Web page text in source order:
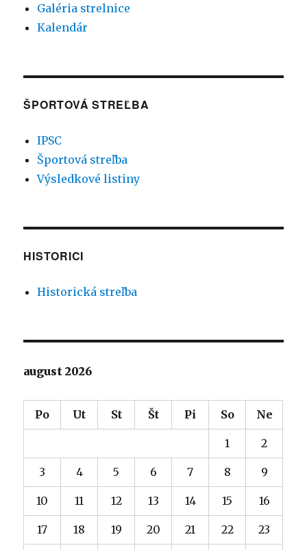
Galéria strelnice
Kalendár
ŠPORTOVÁ STREĽBA
IPSC
Športová streľba
Výsledkové listiny
HISTORICI
Historická streľba
august 2026
Po Ut St Št Pi So Ne
1 2
3 4 5 6 7 8 9
10 11 12 13 14 15 16
17 18 19 20 21 22 23